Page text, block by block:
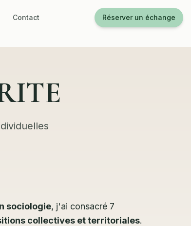
Contact Réserver un échange
sociologie, j'ai consacré 7
collectives et territoriales.